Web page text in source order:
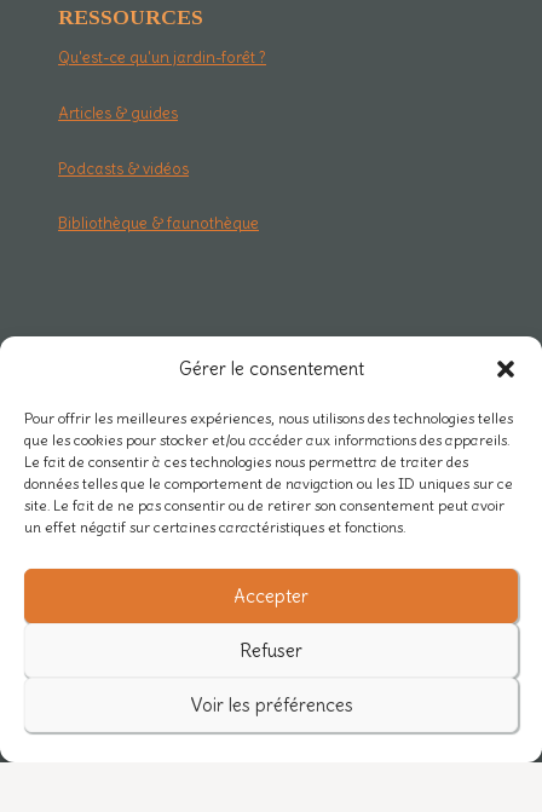
Gérer le consentement
Pour offrir les meilleures expériences, nous utilisons des technologies telles
que les cookies pour stocker et/ou accéder aux informations des appareils.
Le fait de consentir à ces technologies nous permettra de traiter des
données telles que le comportement de navigation ou les ID uniques sur ce
site. Le fait de ne pas consentir ou de retirer son consentement peut avoir
un effet négatif sur certaines caractéristiques et fonctions.
Accepter
Refuser
Voir les préférences
RESSOURCES
Qu'est-ce qu'un jardin-forêt ?
Articles & guides
Podcasts & vidéos
Bibliothèque & faunothèque
Rejoindre Mycélium
Actualités du réseau
/